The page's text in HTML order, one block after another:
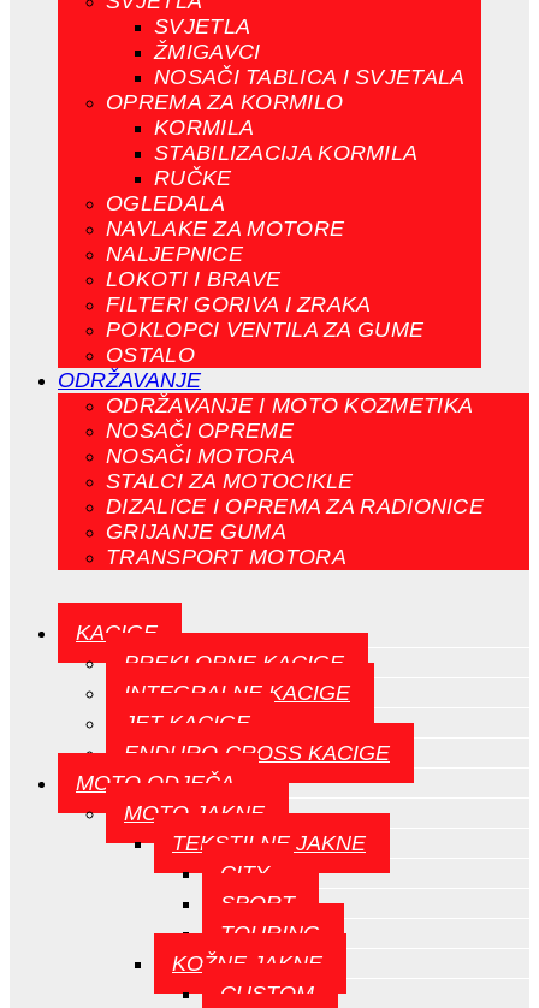
SVJETLA
ŽMIGAVCI
NOSAČI TABLICA I SVJETALA
OPREMA ZA KORMILO
KORMILA
STABILIZACIJA KORMILA
RUČKE
OGLEDALA
NAVLAKE ZA MOTORE
NALJEPNICE
LOKOTI I BRAVE
FILTERI GORIVA I ZRAKA
POKLOPCI VENTILA ZA GUME
OSTALO
ODRŽAVANJE
ODRŽAVANJE I MOTO KOZMETIKA
NOSAČI OPREME
NOSAČI MOTORA
STALCI ZA MOTOCIKLE
DIZALICE I OPREMA ZA RADIONICE
GRIJANJE GUMA
TRANSPORT MOTORA
KACIGE
PREKLOPNE KACIGE
INTEGRALNE KACIGE
JET KACIGE
ENDURO-CROSS KACIGE
MOTO ODJEČA
MOTO JAKNE
TEKSTILNE JAKNE
CITY
SPORT
TOURING
KOŽNE JAKNE
CUSTOM